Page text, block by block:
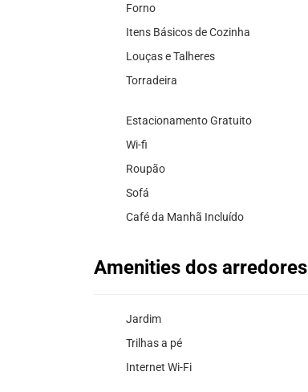
Forno
Itens Básicos de Cozinha
Louças e Talheres
Torradeira
Estacionamento Gratuito
Wi-fi
Roupão
Sofá
Café da Manhã Incluído
Amenities dos arredores
Jardim
Trilhas a pé
Internet Wi-Fi